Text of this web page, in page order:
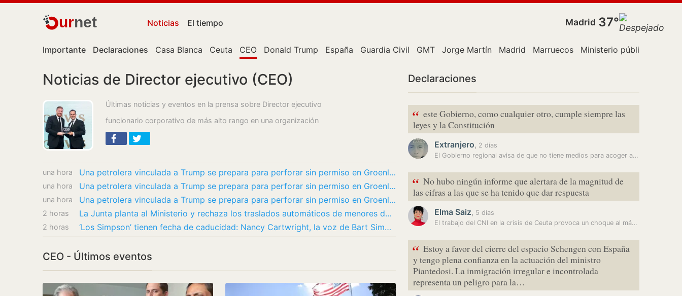
urnet Noticias El tiempo Madrid 37°
Importante Declaraciones Casa Blanca Ceuta CEO Donald Trump España Guardia Civil GMT Jorge Martín Madrid Marruecos Ministerio público
Noticias de Director ejecutivo (CEO)
Últimas noticias y eventos en la prensa sobre Director ejecutivo
funcionario corporativo de más alto rango en una organización
una hora Una petrolera vinculada a Trump se prepara para perforar sin permiso en Groenlandia
una hora Una petrolera vinculada a Trump se prepara para perforar sin permiso en Groenlandia
una hora Una petrolera vinculada a Trump se prepara para perforar sin permiso en Groenlandia
2 horas La Junta planta al Ministerio y rechaza los traslados automáticos de menores desde Ceuta
2 horas ‘Los Simpson’ tienen fecha de caducidad: Nancy Cartwright, la voz de Bart Simpson, apunta…
CEO - Últimos eventos
Declaraciones
“ este Gobierno, como cualquier otro, cumple siempre las
leyes y la Constitución
Extranjero, 2 días
El Gobierno regional avisa de que no tiene medios para acoger a…
“ No hubo ningún informe que alertara de la magnitud de
las cifras a las que se ha tenido que dar respuesta
Elma Saiz, 5 días
El trabajo del CNI en la crisis de Ceuta provoca un choque al más alto…
“ Estoy a favor del cierre del espacio Schengen con España
y tengo plena confianza en la actuación del ministro
Piantedosi. La inmigración irregular e incontrolada
representa un peligro para la…